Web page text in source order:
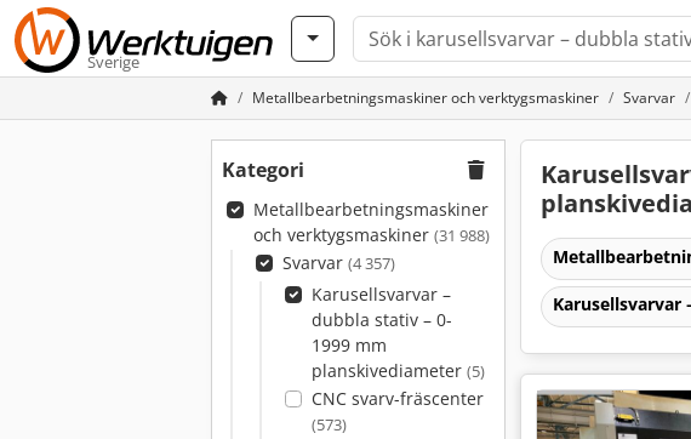
Sverige
Metallbearbetningsmaskiner och verktygsmaskiner Svarvar
Kategori
Metallbearbetningsmaskiner
och verktygsmaskiner (31 988)
Svarvar (4 357)
Karusellsvarvar –
dubbla stativ – 0-
1999 mm
planskivediameter (5)
CNC svarv-fräscenter
(573)
Karusellsvarvar